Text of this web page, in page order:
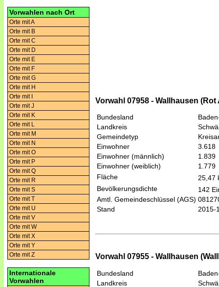
Vorwahlen nach Ort
Orte mit A
Orte mit B
Orte mit C
Orte mit D
Orte mit E
Orte mit F
Orte mit G
Orte mit H
Orte mit I
Orte mit J
Orte mit K
Orte mit L
Orte mit M
Orte mit N
Orte mit O
Orte mit P
Orte mit Q
Orte mit R
Orte mit S
Orte mit T
Orte mit U
Orte mit V
Orte mit W
Orte mit X
Orte mit Y
Orte mit Z
Internationale
Vorwahlen
Vorwahl 07958 - Wallhausen
Bundesland
Landkreis
Gemeindetyp
Einwohner
3.618
Einwohner (männlich)
1.839
Einwohner (weiblich)
1.779
Fläche
25,47
Bevölkerungsdichte
142
Amtl. Gemeindeschlüssel (AGS)
Stand
2015-
Vorwahl 07955 - Wallhausen
Bundesland
Landkreis